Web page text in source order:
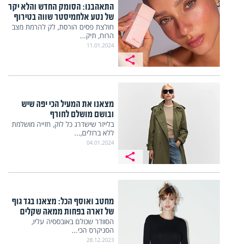
התאהבנו: הסומק החדש והלא יקר
של נטע אלחמיסטר שווה בטירוף
חולצת פסים הורסת, לק להרמת מצב
הרוח, תיק...
11.01.2024
מצאנו את המעיל הכי יפה שיש
ובושם מושלם לחורף
בלייזר שישדרג כל לוק, חזייה מושלמת
ללא ברזלים,...
04.01.2024
מחטב ואוסף הכל: מצאנו בגד גוף
של זארה בפחות ממאה שקלים
הסוודר שכולם באובססיה עליו,
הסניקרס הכי...
28.12.2023